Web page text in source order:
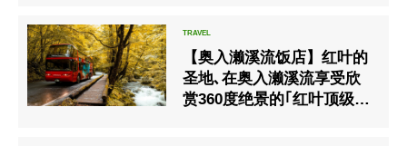
【奥入濑溪流饭店】红叶的
圣地､在奥入濑溪流享受欣
赏360度绝景的｢红叶顶级敞